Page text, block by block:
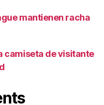
mantienen racha
camiseta de visitante